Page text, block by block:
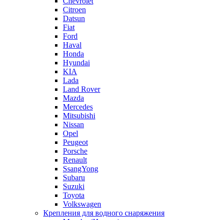
Citroen
Datsun
Fiat
Ford
Haval
Honda
Hyundai
KIA
Lada
Land Rover
Mazda
Mercedes
Mitsubishi
Nissan
Opel
Peugeot
Porsche
Renault
SsangYong
Subaru
Suzuki
Toyota
Volkswagen
Крепления для водного снаряжения